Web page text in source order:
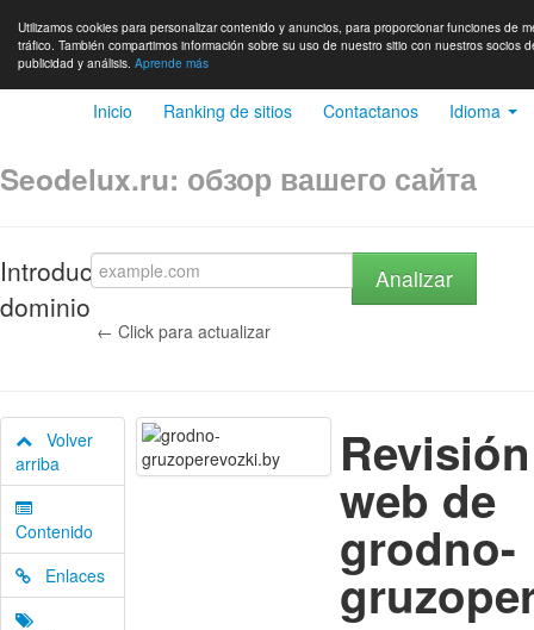
Utilizamos cookies para personalizar contenido y anuncios, para proporcionar funciones de
tráfico. También compartimos información sobre su uso de nuestro sitio con nuestros socios
publicidad y análisis. Aprende más
Inicio Ranking de sitios Contactanos Idioma
Seodelux.ru: обзор вашего сайта
Introduce
dominio
Analizar
← Click para actualizar
Volver
arriba
Contenido
Enlaces
Revisión
web de
grodno-